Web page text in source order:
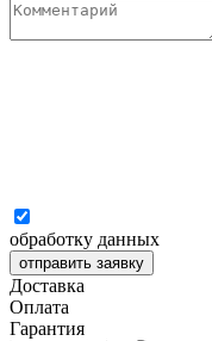
обработку данных
отправить заявку
Доставка
Оплата
Гарантия